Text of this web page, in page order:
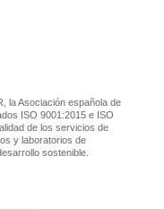
la Asociación española de
ISO 9001:2015 e ISO
de los servicios de
y laboratorios de
sostenible.